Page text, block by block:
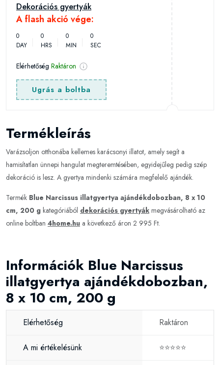
Dekorációs gyertyák
A flash akció vége:
0
DAY
0
HRS
0
MIN
0
SEC
Elérhetőség Raktáron
Ugrás a boltba
Termékleírás
Varázsoljon otthonába kellemes karácsonyi illatot, amely segít a
hamisítatlan ünnepi hangulat megteremtésében, egyidejűleg pedig szép
dekoráció is lesz. A gyertya mindenki számára megfelelő ajándék.
Termék Blue Narcissus illatgyertya ajándékdobozban, 8 x 10
cm, 200 g kategóriából dekorációs gyertyák megvásárolható az
online boltban 4home.hu a következő áron 2 995 Ft.
Információk Blue Narcissus
illatgyertya ajándékdobozban,
8 x 10 cm, 200 g
Elérhetőség Raktáron
A mi értékelésünk ⭐⭐⭐⭐⭐